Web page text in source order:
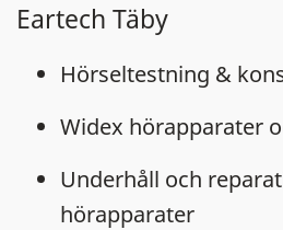
Eartech Täby
Hörseltestning &
Widex hörapparater
Underhåll och
hörapparater